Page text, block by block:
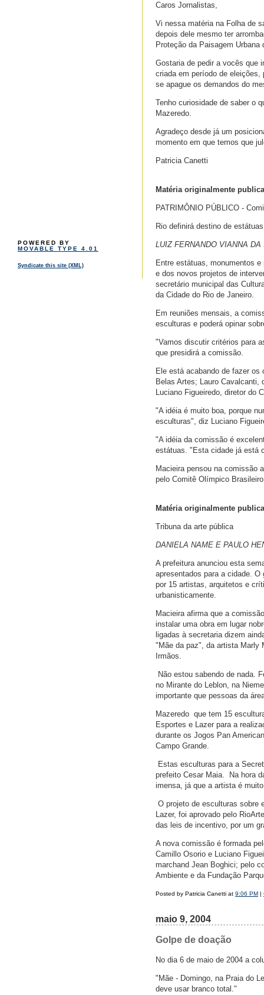
POWERED BY
MOVABLE TYPE 4.01
Syndicate this site (XML)
Caros Jornalistas,
Vi nessa matéria na Folha de
depois dele mesmo ter
Proteção da Paisagem
Gostaria de pedir a vocês que
criada em período de eleições,
se apague os demandos do
Tenho curiosidade de saber o
Mazeredo.
Agradeço desde já um
momento em que temos que
Patricia Canetti
Matéria originalmente
PATRIMÔNIO PÚBLICO -
Rio definirá destino de estátuas
LUIZ FERNANDO VIANNA DA
Entre estátuas, monumentos
e dos novos projetos de
secretário municipal das
da Cidade do Rio de Janeiro.
Em reuniões mensais, a
esculturas e poderá opinar
"Vamos discutir critérios para
que presidirá a comissão.
Ele está acabando de fazer
Belas Artes; Lauro Cavalcanti,
Luciano Figueiredo, diretor do
"A idéia é muito boa, porque
esculturas", diz Luciano
"A idéia da comissão é
estátuas. "Esta cidade já está
Macieira pensou na comissão
pelo Comitê Olímpico
Matéria originalmente
Tribuna da arte pública
DANIELA NAME E PAULO
A prefeitura anunciou esta
apresentados para a cidade.
por 15 artistas, arquitetos e
urbanisticamente.
Macieira afirma que a
instalar uma obra em lugar
ligadas à secretaria dizem
"Mãe da paz", da artista Marly
Irmãos.
 Não estou sabendo de
no Mirante do Leblon, na
importante que pessoas da
Mazeredo  que tem 15
Esportes e Lazer para a
durante os Jogos Pan
Campo Grande.
 Estas esculturas para a
prefeito Cesar Maia.  Na hora
imensa, já que a artista é
 O projeto de esculturas
Lazer, foi aprovado pelo
das leis de incentivo, por um
A nova comissão é formada
Camillo Osorio e Luciano
marchand Jean Boghici; pelo
Ambiente e da Fundação
Posted by Patricia Canetti at 9:06 PM |
maio 9, 2004
Golpe de doação
No dia 6 de maio de 2004 a
"Mãe - Domingo, na Praia do
deve usar branco total."